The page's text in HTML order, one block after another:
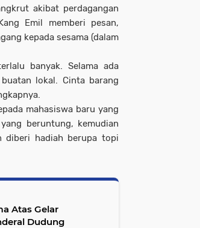
akibat perdagangan
Emil memberi pesan,
kepada sesama (dalam
banyak. Selama ada
lokal. Cinta barang
mahasiswa baru yang
beruntung, kemudian
diberi hadiah berupa topi
Atas Gelar
Dudung